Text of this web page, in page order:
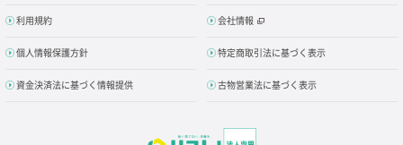
利用規約 会社情報
個人情報保護方針 特定商取引法に基づく表示
資金決済法に基づく情報提供 古物営業法に基づく表示